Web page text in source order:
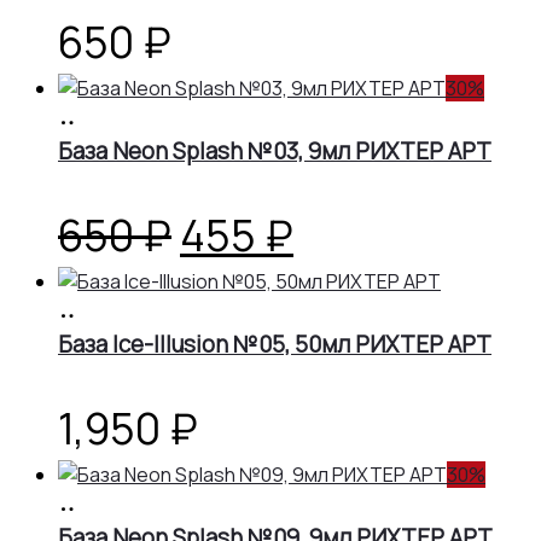
650 ₽
30%
корзину
База Neon Splash №03, 9мл РИХТЕР АРТ
650₽Первоначальная
цена
составляла
650 ₽.
455 ₽
цена:
455 ₽.
корзину
База Ice-Illusion №05, 50мл РИХТЕР АРТ
1,950 ₽
30%
корзину